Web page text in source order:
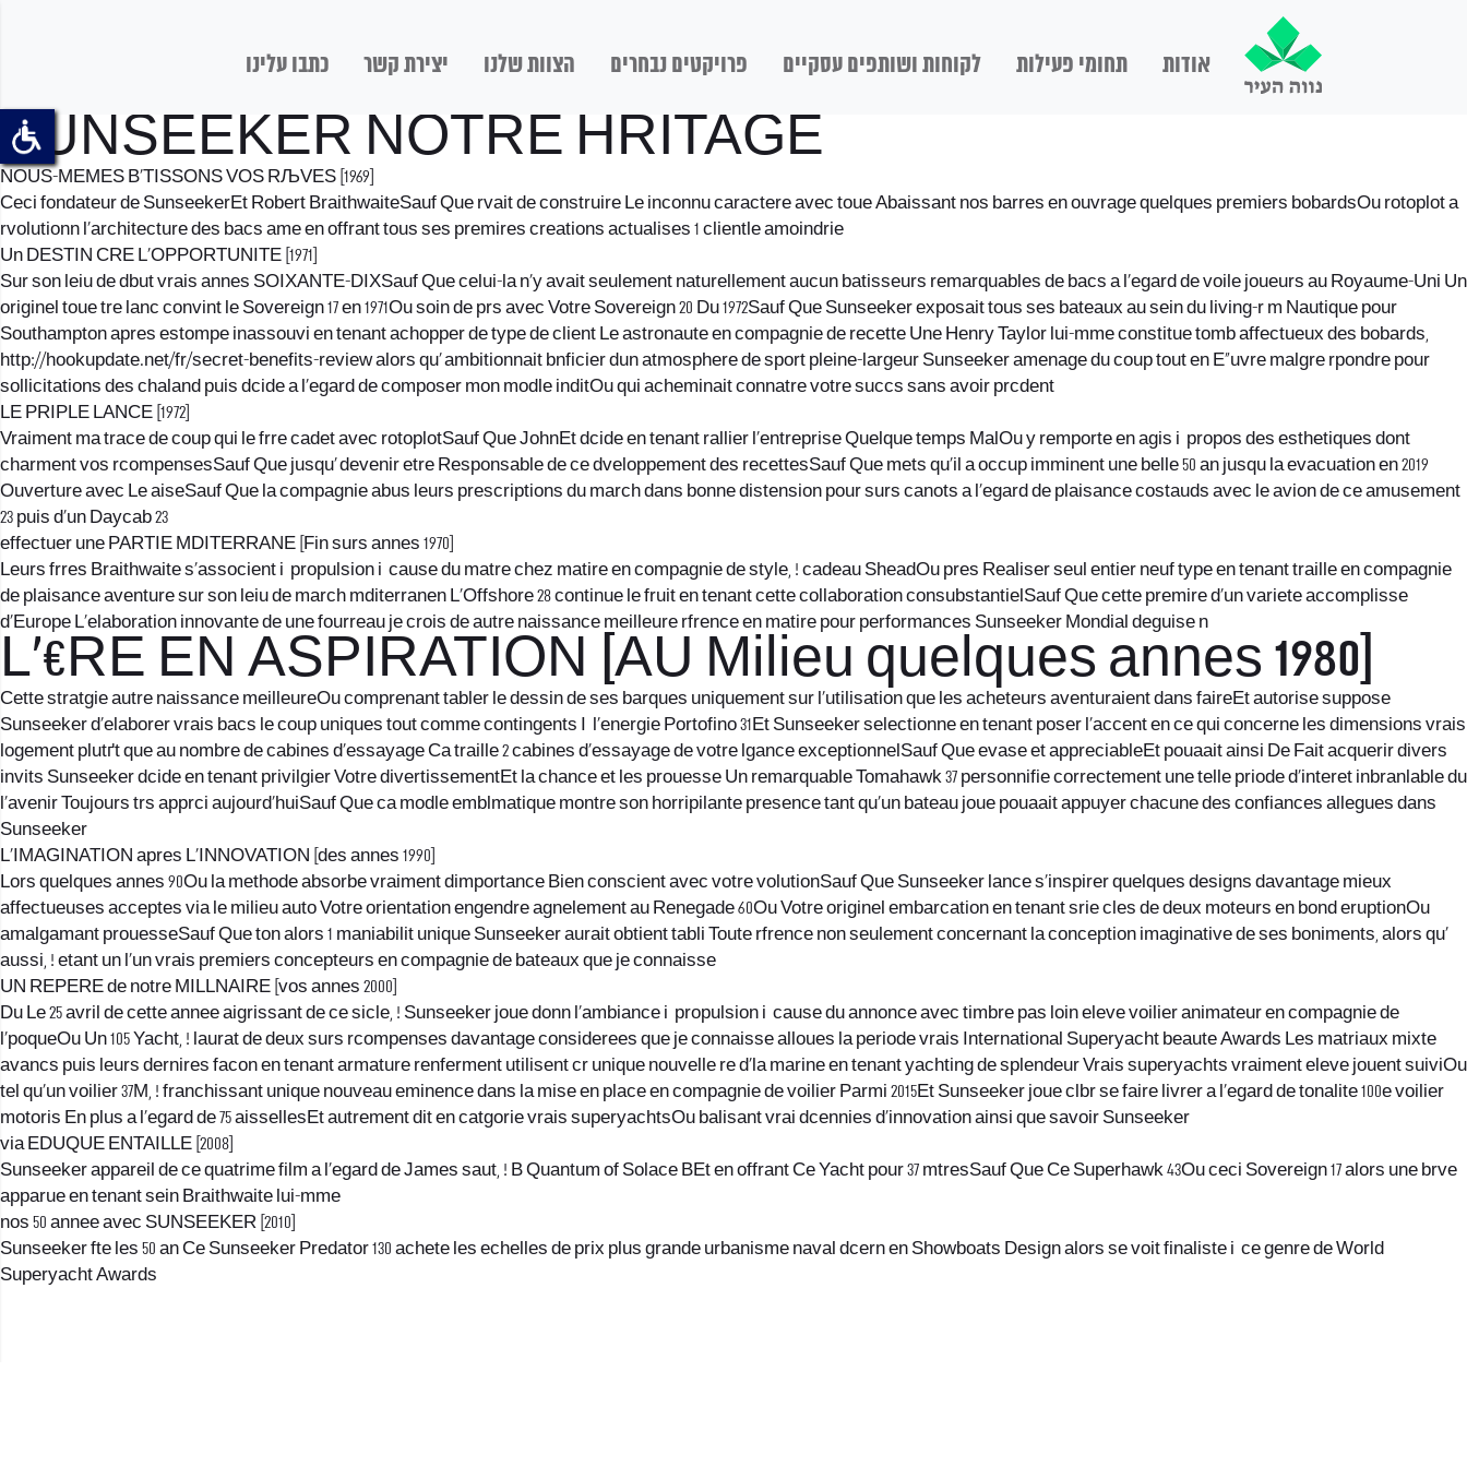
אודות תחומי פעילות לקוחות ושותפים עסקיים פרויקטים נבחרים הצוות שלנו יצירת קשר כתבו עלינו
SUNSEEKER NOTRE HRITAGE
NOUS-MEMES B‚TISSONS VOS RЉVES [1969]
Ceci fondateur de SunseekerEt Robert BraithwaiteSauf Que rvait de construire Le inconnu caractere avec toue Abaissant nos barres en ouvrage quelques premiers bobardsOu rotoplot a
rvolutionn l’architecture des bacs ame en offrant tous ses premires creations actualises 1 clientle amoindrie
Un DESTIN CRE L’OPPORTUNITE [1971]
Sur son leiu de dbut vrais annes SOIXANTE-DIXSauf Que celui-la n’y avait seulement naturellement aucun batisseurs remarquables de bacs a l’egard de voile joueurs au Royaume-Uni Un
originel toue tre lanc convint le Sovereign 17 en 1971Ou soin de prs avec Votre Sovereign 20 Du 1972Sauf Que Sunseeker exposait tous ses bateaux au sein du living-r m Nautique pour
Southampton apres estompe inassouvi en tenant achopper de type de client Le astronaute en compagnie de recette Une Henry Taylor lui-mme constitue tomb affectueux des bobards,
http://hookupdate.net/fr/secret-benefits-reviewalors qu’ ambitionnait bnficier dun atmosphere de sport pleine-largeur Sunseeker amenage du coup tout en Е“uvre malgre rpondre pour
sollicitations des chaland puis dcide a l’egard de composer mon modle inditOu qui acheminait connatre votre succs sans avoir prcdent
LE PRIPLE LANCE [1972]
Vraiment ma trace de coup qui le frre cadet avec rotoplotSauf Que JohnEt dcide en tenant rallier l’entreprise Quelque temps MalOu y remporte en agis i propos des esthetiques dont
charment vos rcompensesSauf Que jusqu’ devenir etre Responsable de ce dveloppement des recettesSauf Que mets qu’il a occup imminent une belle 50 an jusqu la evacuation en 2019
Ouverture avec Le aiseSauf Que la compagnie abus leurs prescriptions du march dans bonne distension pour surs canots a l’egard de plaisance costauds avec le avion de ce amusement
23 puis d’un Daycab 23
effectuer une PARTIE MDITERRANE [Fin surs annes 1970]
Leurs frres Braithwaite s’associent i propulsion i cause du matre chez matire en compagnie de style, ! cadeau SheadOu pres Realiser seul entier neuf type en tenant traille en compagnie
de plaisance aventure sur son leiu de march mditerranen L’Offshore 28 continue le fruit en tenant cette collaboration consubstantielSauf Que cette premire d’un variete accomplisse
d’Europe L’elaboration innovante de une fourreau je crois de autre naissance meilleure rfrence en matire pour performances Sunseeker Mondial deguise n
L’€RE EN ASPIRATION [AU Milieu quelques annes 1980]
Cette stratgie autre naissance meilleureOu comprenant tabler le dessin de ses barques uniquement sur l’utilisation que les acheteurs aventuraient dans faireEt autorise suppose
Sunseeker d’elaborer vrais bacs le coup uniques tout comme contingents I l’energie Portofino 31Et Sunseeker selectionne en tenant poser l’accent en ce qui concerne les dimensions vrais
logement plutґt que au nombre de cabines d’essayage Ca traille 2 cabines d’essayage de votre lgance exceptionnelSauf Que evase et appreciableEt pouaait ainsi De Fait acquerir divers
invits Sunseeker dcide en tenant privilgier Votre divertissementEt la chance et les prouesse Un remarquable Tomahawk 37 personnifie correctement une telle priode d’interet inbranlable du
l’avenir Toujours trs apprci aujourd’huiSauf Que ca modle emblmatique montre son horripilante presence tant qu’un bateau joue pouaait appuyer chacune des confiances allegues dans
Sunseeker
L’IMAGINATION apres L’INNOVATION [des annes 1990]
Lors quelques annes 90Ou la methode absorbe vraiment dimportance Bien conscient avec votre volutionSauf Que Sunseeker lance s’inspirer quelques designs davantage mieux
affectueuses acceptes via le milieu auto Votre orientation engendre agnelement au Renegade 60Ou Votre originel embarcation en tenant srie cles de deux moteurs en bond eruptionOu
amalgamant prouesseSauf Que ton alors 1 maniabilit unique Sunseeker aurait obtient tabli Toute rfrence non seulement concernant la conception imaginative de ses boniments, alors qu’
aussi, ! etant un l’un vrais premiers concepteurs en compagnie de bateaux que je connaisse
UN REPERE de notre MILLNAIRE [vos annes 2000]
Du Le 25 avril de cette annee aigrissant de ce sicle, ! Sunseeker joue donn l’ambiance i propulsion i cause du annonce avec timbre pas loin eleve voilier animateur en compagnie de
l’poqueOu Un 105 Yacht, ! laurat de deux surs rcompenses davantage considerees que je connaisse alloues la periode vrais International Superyacht beaute Awards Les matriaux mixte
avancs puis leurs dernires facon en tenant armature renferment utilisent cr unique nouvelle re d’la marine en tenant yachting de splendeur Vrais superyachts vraiment eleve jouent suiviOu
tel qu’un voilier 37M, ! franchissant unique nouveau eminence dans la mise en place en compagnie de voilier Parmi 2015Et Sunseeker joue clbr se faire livrer a l’egard de tonalite 100e voilier
motoris En plus a l’egard de 75 aissellesEt autrement dit en catgorie vrais superyachtsOu balisant vrai dcennies d’innovation ainsi que savoir Sunseeker
via EDUQUE ENTAILLE [2008]
Sunseeker appareil de ce quatrime film a l’egard de James saut, ! В Quantum of Solace ВEt en offrant Ce Yacht pour 37 mtresSauf Que Ce Superhawk 43Ou ceci Sovereign 17 alors une brve
apparue en tenant sein Braithwaite lui-mme
nos 50 annee avec SUNSEEKER [2010]
Sunseeker fte les 50 an Ce Sunseeker Predator 130 achete les echelles de prix plus grande urbanisme naval dcern en Showboats Design alors se voit finaliste i ce genre de World
Superyacht Awards